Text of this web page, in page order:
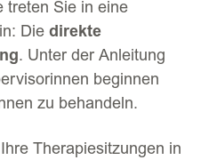
treten Sie in eine
Die direkte
. Unter der Anleitung
beginnen
zu behandeln.
Therapiesitzungen in